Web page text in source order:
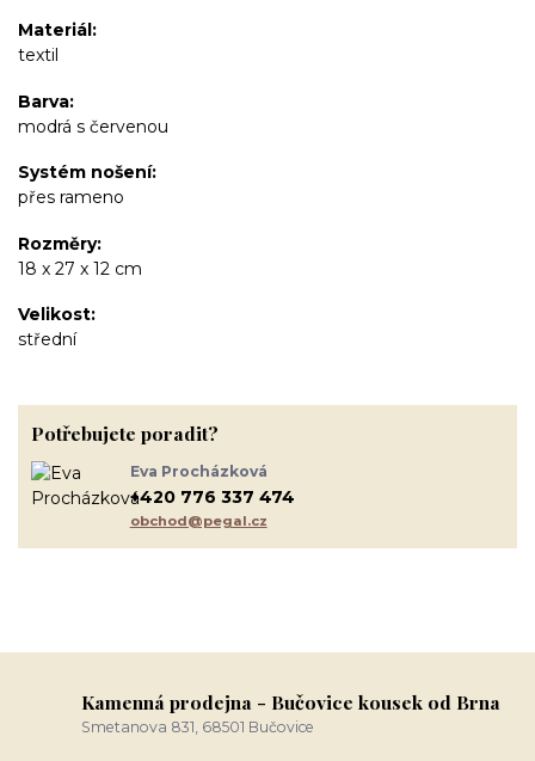
Materiál
textil
Barva
modrá s červenou
Systém nošení
přes rameno
Rozměry
18 x 27 x 12 cm
Velikost
střední
Potřebujete poradit?
Eva Procházková
+420 776 337 474
obchod@pegal.cz
Kamenná prodejna - Bučovice kousek od Brna
Smetanova 831, 68501 Bučovice